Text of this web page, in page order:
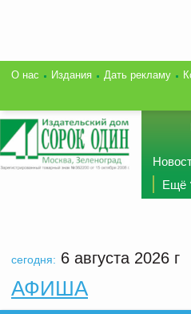
О нас Издания Дать рекламу
Ещё
сегодня: 6 августа 2026 г
АФИША